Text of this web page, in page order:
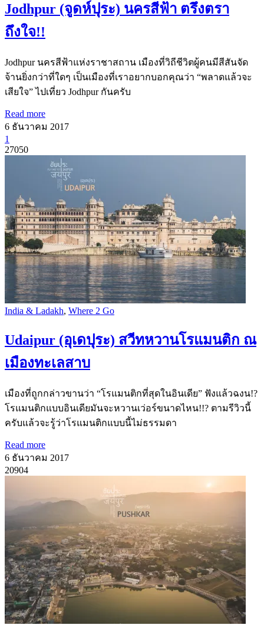
Jodhpur (จูดห์ปุระ) นครสีฟ้า ตรึงตรา
ถึงใจ!!
Jodhpur นครสีฟ้าแห่งราชาสถาน เมืองที่วิถีชีวิตผู้คนมีสีสันจัด
จ้านยิ่งกว่าที่ใดๆ เป็นเมืองที่เราอยากบอกคุณว่า “พลาดแล้วจะ
เสียใจ” ไปเที่ยว Jodhpur กันครับ
Read more
6 ธันวาคม 2017
1
27050
India & Ladakh, Where 2 Go
Udaipur (อุเดปุระ) สวีทหวานโรแมนติก ณ
เมืองทะเลสาบ
เมืองที่ถูกกล่าวขานว่า “โรแมนติกที่สุดในอินเดีย” ฟังแล้วฉงน!?
โรแมนติกแบบอินเดียมันจะหวานเว่อร์ขนาดไหน!!? ตามรีวิวนี้
ครับแล้วจะรู้ว่าโรแมนติกแบบนี้ไม่ธรรมดา
Read more
6 ธันวาคม 2017
20904